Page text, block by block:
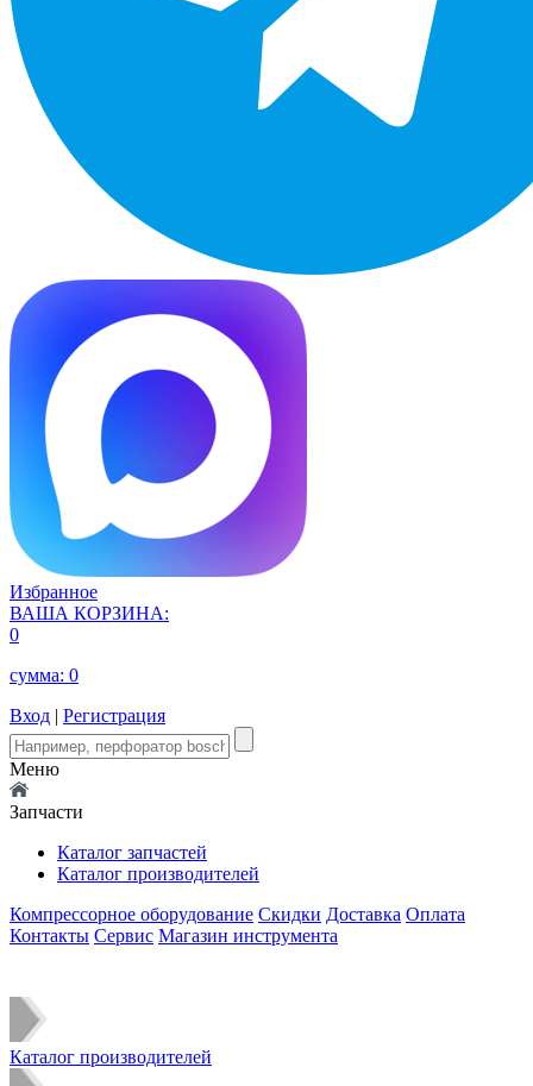
Избранное
ВАША КОРЗИНА:
0
сумма: 0
Вход | Регистрация
Меню
Запчасти
Каталог запчастей
Каталог производителей
Компрессорное оборудование Скидки Доставка Оплата
Контакты Сервис Магазин инструмента
Каталог производителей